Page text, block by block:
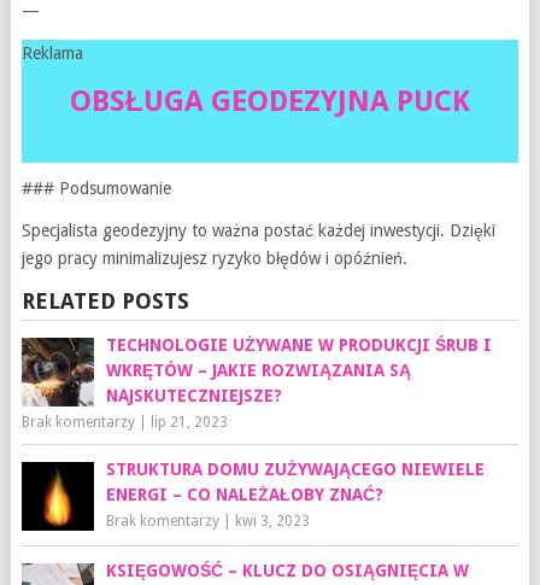
—
Reklama
OBSŁUGA GEODEZYJNA PUCK
### Podsumowanie
Specjalista geodezyjny to ważna postać każdej inwestycji. Dzięki
jego pracy minimalizujesz ryzyko błędów i opóźnień.
RELATED POSTS
TECHNOLOGIE UŻYWANE W PRODUKCJI ŚRUB I
WKRĘTÓW – JAKIE ROZWIĄZANIA SĄ
NAJSKUTECZNIEJSZE?
Brak komentarzy| lip 21, 2023
STRUKTURA DOMU ZUŻYWAJĄCEGO NIEWIELE
ENERGI – CO NALEŻAŁOBY ZNAĆ?
Brak komentarzy| kwi 3, 2023
KSIĘGOWOŚĆ – KLUCZ DO OSIĄGNIĘCIA W